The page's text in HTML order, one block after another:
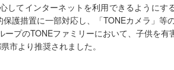
してインターネットを利用できるようにす
護措置に一部対応し、「TONEカメラ」等
プのTONEファミリーにおいて、子供を
市より推奨されました。